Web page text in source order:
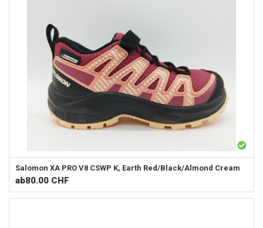
Salomon XA PRO V8 CSWP K, Earth Red/Black/Almond Cream
ab80.00 CHF